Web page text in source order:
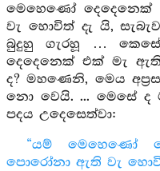
මෙහෙණෝ
වැ හොවිත් දැ යි,
බුදුහු ගැරහූ …
දෙදෙනෙක් එක් මැ
ද? මහණෙනි, මෙය
නො වෙයි. ... මෙසේ
පදය උදෙසෙත්වා:
“යම් මෙහෙණෝ
පොරෝනා ඇති වැ